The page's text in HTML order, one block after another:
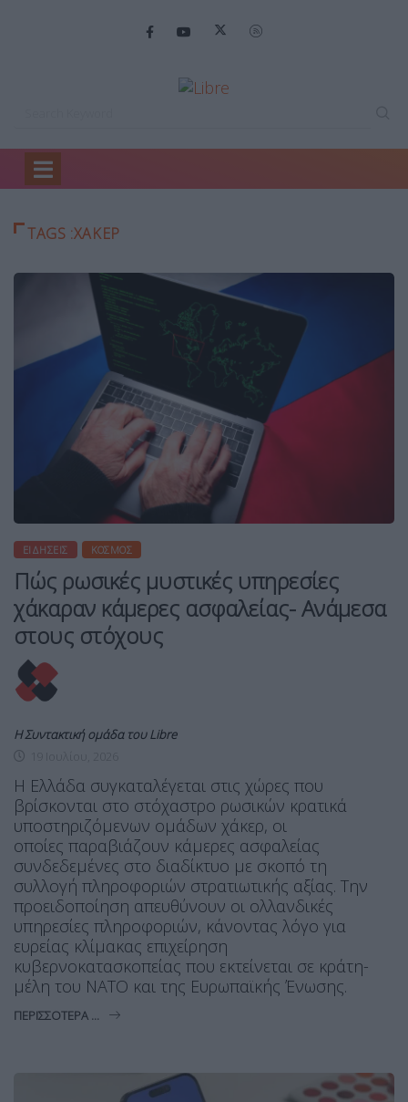
Home
TAGS :ΧΑΚΕΡ
ΕΙΔΉΣΕΙΣ ΚΌΣΜΟΣ
Πώς ρωσικές μυστικές υπηρεσίες
χάκαραν κάμερες ασφαλείας- Ανάμεσα
στους στόχους
Η Συντακτική ομάδα του Libre
Η Ελλάδα συγκαταλέγεται στις χώρες που
βρίσκονται στο στόχαστρο ρωσικών κρατικά
υποστηριζόμενων ομάδων χάκερ, οι
οποίες παραβιάζουν κάμερες ασφαλείας
συνδεδεμένες στο διαδίκτυο με σκοπό τη
συλλογή πληροφοριών στρατιωτικής αξίας. Την
προειδοποίηση απευθύνουν οι ολλανδικές
υπηρεσίες πληροφοριών, κάνοντας λόγο για
ευρείας κλίμακας επιχείρηση
κυβερνοκατασκοπείας που εκτείνεται σε κράτη-
μέλη του ΝΑΤΟ και της Ευρωπαϊκής Ένωσης.
ΠΕΡΙΣΣΌΤΕΡΑ ...